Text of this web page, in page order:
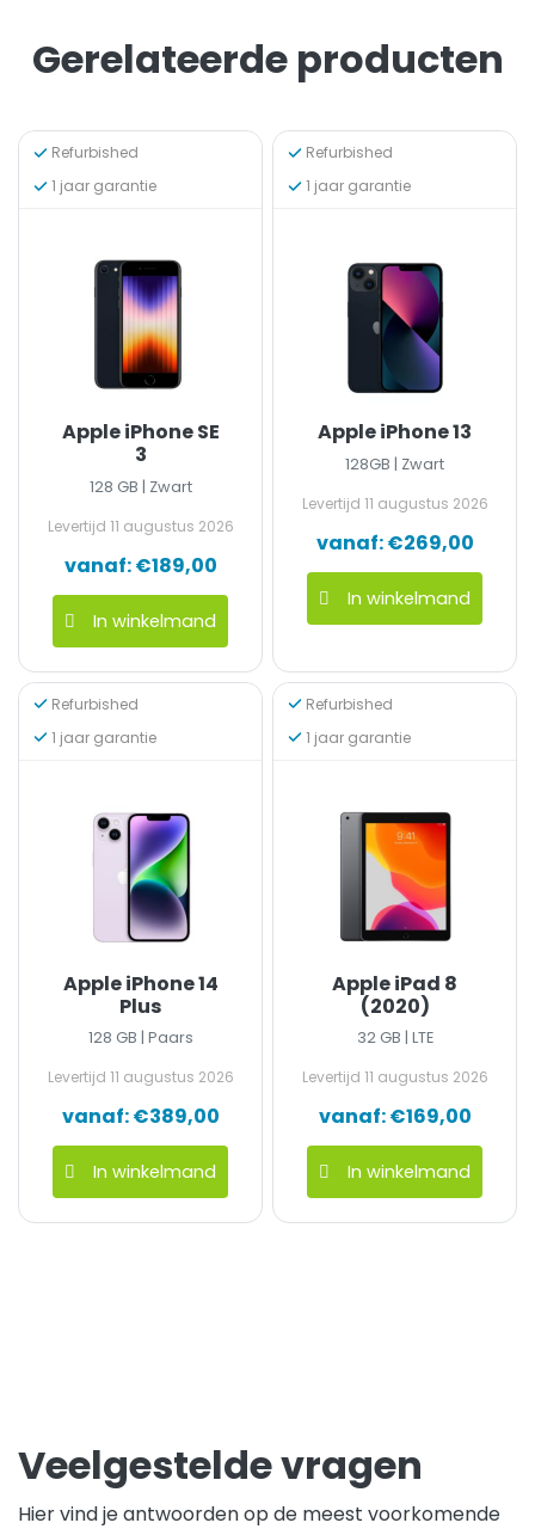
Gerelateerde producten
Refurbished
1 jaar garantie
Apple iPhone SE
3
128 GB | Zwart
Levertijd 11 augustus 2026
vanaf:€189,00
In winkelmand
Dit product heeft meerdere variaties.
Refurbished
1 jaar garantie
Apple iPhone 13
128GB | Zwart
Levertijd 11 augustus 2026
vanaf:€269,00
In winkelmand
Refurbished
1 jaar garantie
Apple iPhone 14
Plus
128 GB | Paars
Levertijd 11 augustus 2026
vanaf:€389,00
In winkelmand
Dit product heeft meerdere variaties.
Refurbished
1 jaar garantie
Apple iPad 8
(2020)
32 GB | LTE
Levertijd 11 augustus 2026
vanaf:€169,00
In winkelmand
Dit product
Veelgestelde vragen
Hier vind je antwoorden op de meest voorkomende